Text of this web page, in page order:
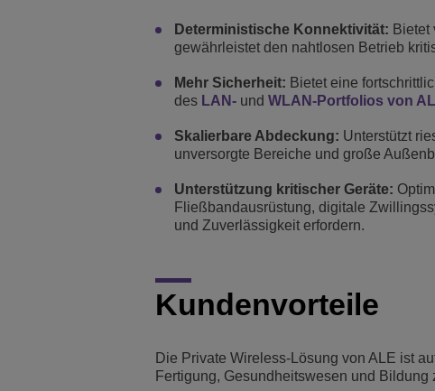
Deterministische Konnektivität: Bietet
gewährleistet den nahtlosen Betrieb
Mehr Sicherheit: Bietet eine
des LAN- und WLAN-Portfolios von
Skalierbare Abdeckung: Unterstützt
unversorgte Bereiche und große
Unterstützung kritischer Geräte:
Fließbandausrüstung, digitale
und Zuverlässigkeit erfordern.
Kundenvorteile
Die Private Wireless-Lösung von ALE ist
Fertigung, Gesundheitswesen und Bildung